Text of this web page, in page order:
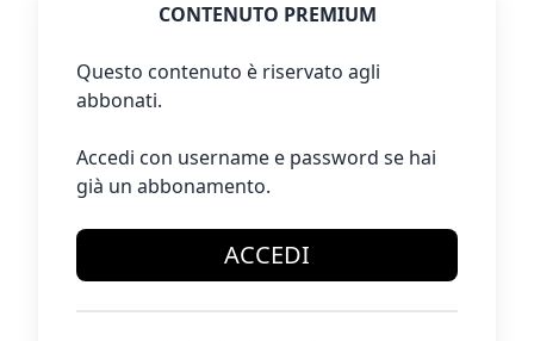
CONTENUTO PREMIUM
Questo contenuto è riservato agli
abbonati.
Accedi con username e password se hai
già un abbonamento.
ACCEDI